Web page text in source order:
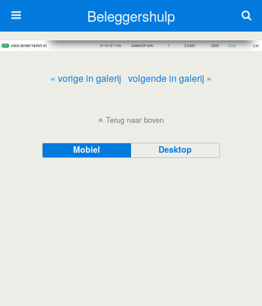
Beleggershulp
« vorige in galerij volgende in galerij »
Terug naar boven
Mobiel Desktop